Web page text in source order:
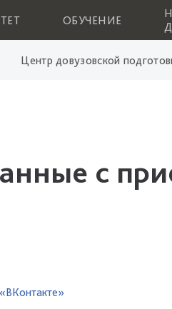
ОБУЧЕНИЕ
Центр довузовской
с